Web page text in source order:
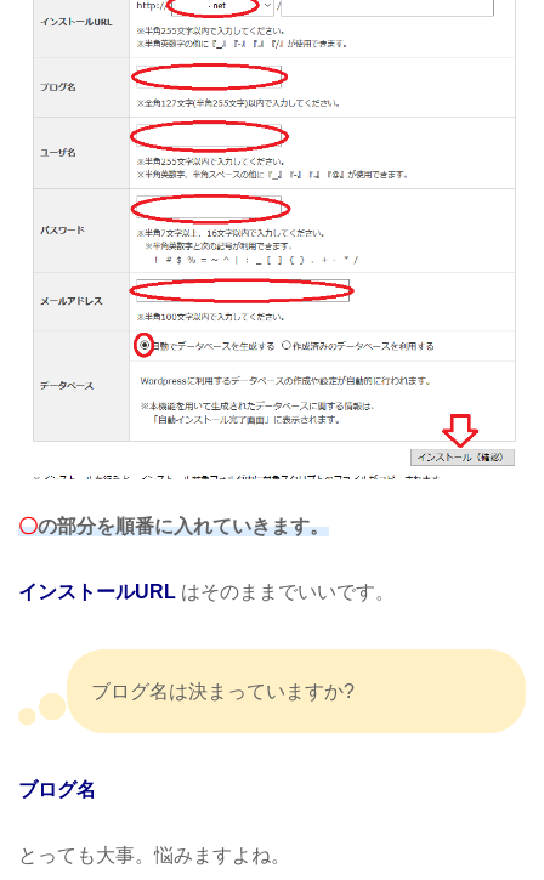
〇の部分を順番に入れていきます。
インストールURL はそのままでいいです。
ブログ名は決まっていますか?
ブログ名
とっても大事。悩みますよね。